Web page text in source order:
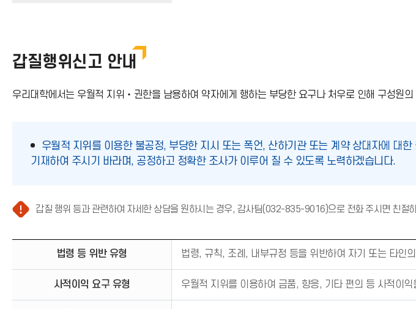
갑질행위신고 안내
우리대학에서는 우월적 지위‧권한을 남용하여 약자에게 행하는 부당한 요구나 처우로 인해 구성원
우월적 지위를 이용한 불공정, 부당한 지시 또는 폭언, 산하기관 또는 계약 상대자에 대
기재하여 주시기 바라며, 공정하고 정확한 조사가 이루어 질 수 있도록 노력하겠습니다.
갑질 행위 등과 관련하여 자세한 상담을 원하시는 경우, 감사팀(032-835-9016)으로 전화 주시면 친절
법령 등 위반 유형 법령, 규칙, 조례, 내부규정 등을 위반하여 자기 또는 타인
사적이익 요구 유형 우월적 지위를 이용하여 금품, 향응, 기타 편의 등 사적이